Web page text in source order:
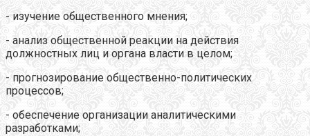
- изучение общественного мнения;
- анализ общественной реакции на действия
должностных лиц и органа власти в целом;
- прогнозирование общественно-политических
процессов;
- обеспечение организации аналитическими
разработками;